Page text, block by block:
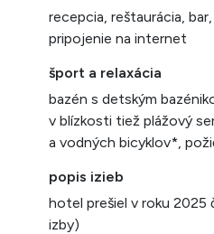
recepcia, reštaurácia,
pripojenie na internet
šport a relaxácia
bazén s detským
v blízkosti tiež plážový
a vodných bicyklov*,
popis izieb
hotel prešiel v roku
izby)